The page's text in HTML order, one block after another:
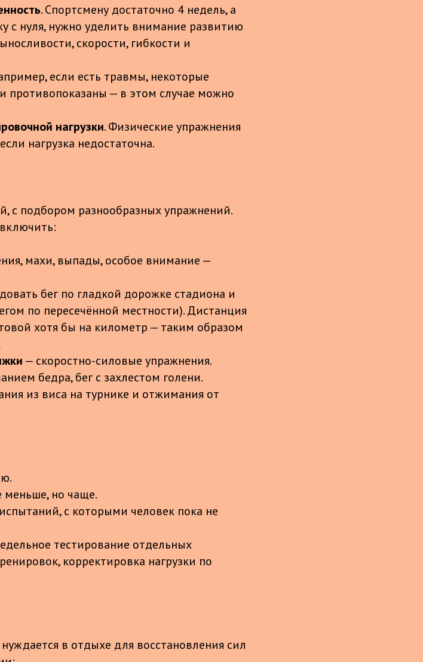
. Спортсмену достаточно 4 недель, а
с нуля, нужно уделить внимание развитию
скорости, гибкости и
если есть травмы, некоторые
противопоказаны — в этом случае можно
нагрузки. Физические упражнения
нагрузка недостаточна.
с подбором разнообразных упражнений.
махи, выпады, особое внимание —
бег по гладкой дорожке стадиона и
по пересечённой местности). Дистанция
хотя бы на километр — таким образом
— скоростно-силовые упражнения.
бедра, бег с захлестом голени.
из виса на турнике и отжимания от
меньше, но чаще.
с которыми человек пока не
тестирование отдельных
корректировка нагрузки по
в отдыхе для восстановления сил